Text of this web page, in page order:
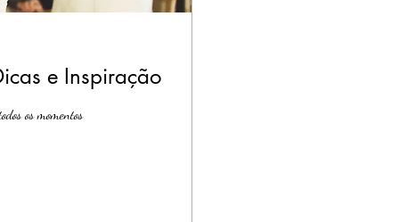
e Inspiração
os momentos